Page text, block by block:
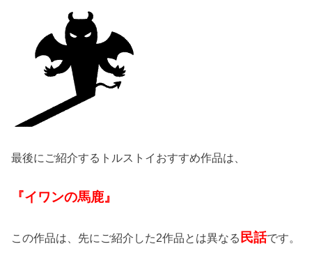
最後にご紹介するトルストイおすすめ作品は、
『イワンの馬鹿』
この作品は、先にご紹介した2作品とは異なる 民話です。